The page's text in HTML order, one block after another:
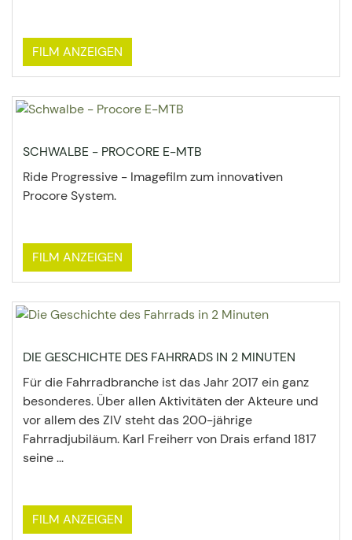
FILM ANZEIGEN
SCHWALBE - PROCORE E-MTB
Ride Progressive - Imagefilm zum innovativen
Procore System.
FILM ANZEIGEN
DIE GESCHICHTE DES FAHRRADS IN 2 MINUTEN
Für die Fahrradbranche ist das Jahr 2017 ein ganz
besonderes. Über allen Aktivitäten der Akteure und
vor allem des ZIV steht das 200-jährige
Fahrradjubiläum. Karl Freiherr von Drais erfand 1817
seine ...
FILM ANZEIGEN